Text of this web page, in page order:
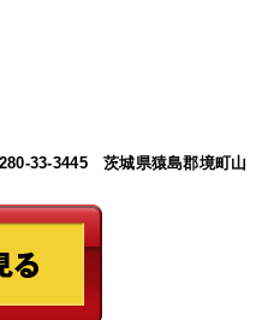
33-3445 茨城県猿島郡境町山